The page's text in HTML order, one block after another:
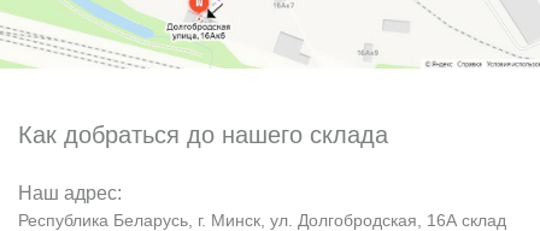
Как добраться до нашего склада
Наш адрес:
Республика Беларусь, г. Минск, ул. Долгобродская, 16А склад